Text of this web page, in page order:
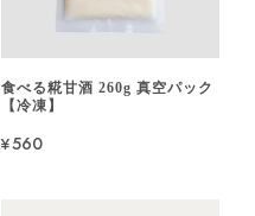
食べる糀甘酒 260g 真空パック
【冷凍】
¥560